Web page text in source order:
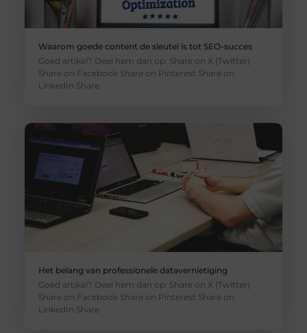
Waarom goede content de sleutel is tot SEO-succes
Goed artikel? Deel hem dan op: Share on X (Twitter)
Share on Facebook Share on Pinterest Share on
LinkedIn Share
Het belang van professionele datavernietiging
Goed artikel? Deel hem dan op: Share on X (Twitter)
Share on Facebook Share on Pinterest Share on
LinkedIn Share